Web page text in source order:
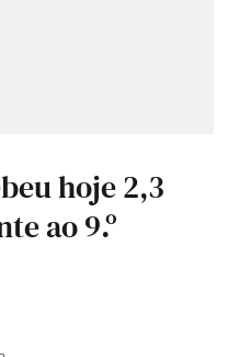
hoje 2,3
ao 9.º